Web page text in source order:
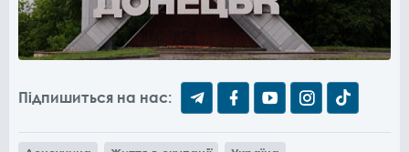
Підпишиться на нас: